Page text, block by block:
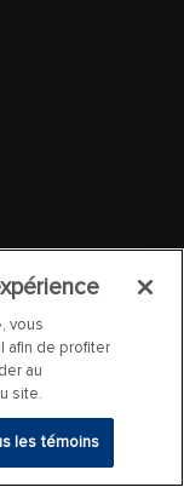
vous
afin de profiter
au
site.
les témoins